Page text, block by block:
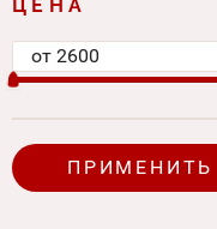
ЦЕНА
от 2600